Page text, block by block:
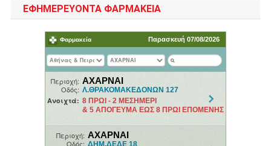
ΕΦΗΜΕΡΕΥΟΝΤΑ ΦΑΡΜΑΚΕΙΑ